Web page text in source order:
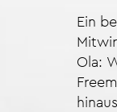
Ein
Ola: